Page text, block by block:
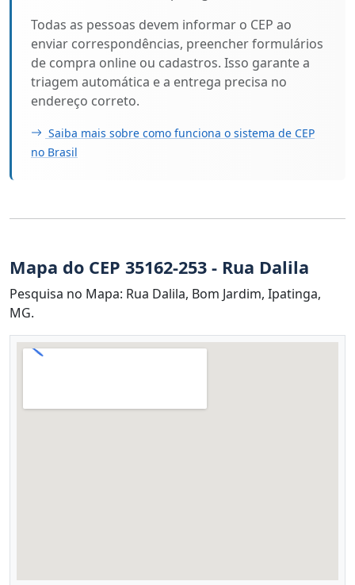
Todas as pessoas devem informar o CEP ao
enviar correspondências, preencher formulários
de compra online ou cadastros. Isso garante a
triagem automática e a entrega precisa no
endereço correto.
Saiba mais sobre como funciona o sistema de CEP
no Brasil
Mapa do CEP 35162-253 - Rua Dalila
Pesquisa no Mapa: Rua Dalila, Bom Jardim, Ipatinga,
MG.